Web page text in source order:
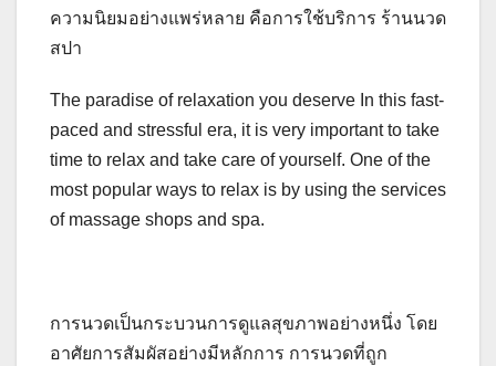
ความนิยมอย่างแพร่หลาย คือการใช้บริการ ร้านนวด
สปา
The paradise of relaxation you deserve In this fast-
paced and stressful era, it is very important to take
time to relax and take care of yourself. One of the
most popular ways to relax is by using the services
of massage shops and spa.
การนวดเป็นกระบวนการดูแลสุขภาพอย่างหนึ่ง โดย
อาศัยการสัมผัสอย่างมีหลักการ การนวดที่ถูก